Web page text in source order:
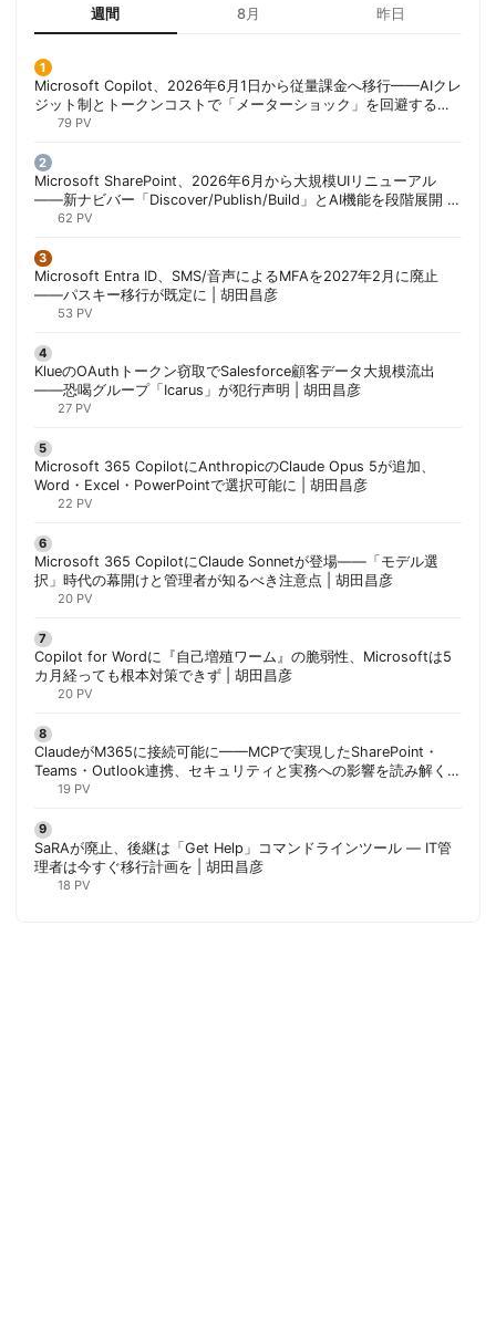
週間 8月 昨日
Microsoft Copilot、2026年6月1日から従量課金へ移行——AIクレ
ジット制とトークンコストで「メーターショック」を回避する方
法 | 胡田昌彦
79 PV
Microsoft SharePoint、2026年6月から大規模UIリニューアル
——新ナビバー「Discover/Publish/Build」とAI機能を段階展開 |
胡田昌彦
62 PV
Microsoft Entra ID、SMS/音声によるMFAを2027年2月に廃止
——パスキー移行が既定に | 胡田昌彦
53 PV
KlueのOAuthトークン窃取でSalesforce顧客データ大規模流出
——恐喝グループ「Icarus」が犯行声明 | 胡田昌彦
27 PV
Microsoft 365 CopilotにAnthropicのClaude Opus 5が追加、
Word・Excel・PowerPointで選択可能に | 胡田昌彦
22 PV
Microsoft 365 CopilotにClaude Sonnetが登場——「モデル選
択」時代の幕開けと管理者が知るべき注意点 | 胡田昌彦
20 PV
Copilot for Wordに『自己増殖ワーム』の脆弱性、Microsoftは5
カ月経っても根本対策できず | 胡田昌彦
20 PV
ClaudeがM365に接続可能に——MCPで実現したSharePoint・
Teams・Outlook連携、セキュリティと実務への影響を読み解く |
胡田昌彦
19 PV
SaRAが廃止、後継は「Get Help」コマンドラインツール — IT管
理者は今すぐ移行計画を | 胡田昌彦
18 PV